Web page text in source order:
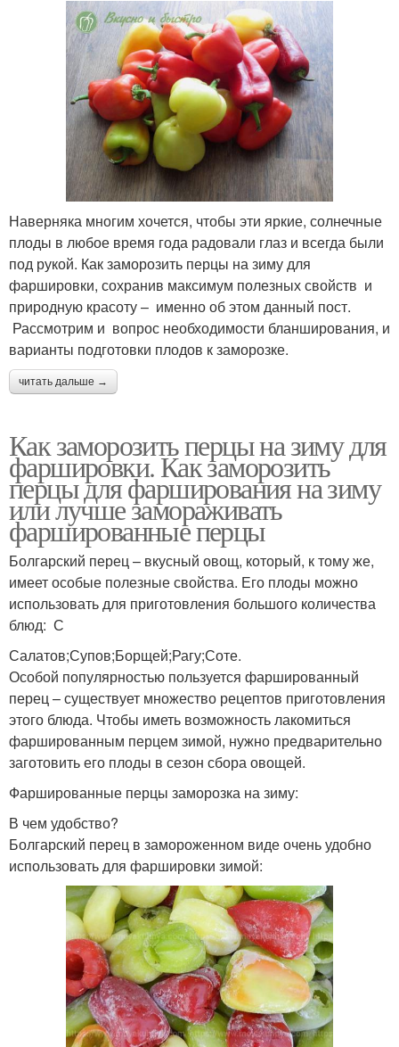
Наверняка многим хочется, чтобы эти яркие, солнечные
плоды в любое время года радовали глаз и всегда были
под рукой. Как заморозить перцы на зиму для
фаршировки, сохранив максимум полезных свойств и
природную красоту – именно об этом данный пост.
Рассмотрим и вопрос необходимости бланширования, и
варианты подготовки плодов к заморозке.
читать дальше →
Как заморозить перцы на зиму для
фаршировки. Как заморозить
перцы для фарширования на зиму
или лучше замораживать
фаршированные перцы
Болгарский перец – вкусный овощ, который, к тому же,
имеет особые полезные свойства. Его плоды можно
использовать для приготовления большого количества
блюд: С
Салатов;Супов;Борщей;Рагу;Соте.
Особой популярностью пользуется фаршированный
перец – существует множество рецептов приготовления
этого блюда. Чтобы иметь возможность лакомиться
фаршированным перцем зимой, нужно предварительно
заготовить его плоды в сезон сбора овощей.
Фаршированные перцы заморозка на зиму:
В чем удобство?
Болгарский перец в замороженном виде очень удобно
использовать для фаршировки зимой: